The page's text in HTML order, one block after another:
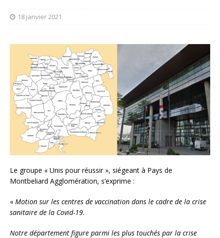
18 janvier 2021
Le groupe « Unis pour réussir », siégeant à Pays de
Montbeliard Agglomération, s’exprime :
« Motion sur les centres de vaccination dans le cadre de la crise
sanitaire de la Covid-19.
Notre département figure parmi les plus touchés par la crise